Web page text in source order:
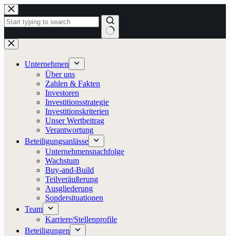
Zum
Inhalt
springen
Keine
Ergebnisse
Unternehmen
Über uns
Zahlen & Fakten
Investoren
Investitionsstrategie
Investitionskriterien
Unser Wertbeitrag
Verantwortung
Beteiligungsanlässe
Unternehmensnachfolge
Wachstum
Buy-and-Build
Teilveräußerung
Ausgliederung
Sondersituationen
Team
Karriere/Stellenprofile
Beteiligungen